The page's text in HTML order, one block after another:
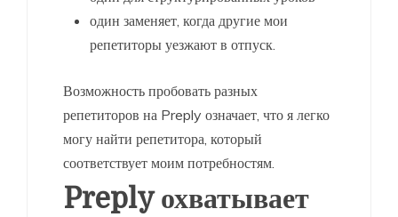
один заменяет, когда другие мои
репетиторы уезжают в отпуск.
Возможность пробовать разных
репетиторов на Preply означает, что я легко
могу найти репетитора, который
соответствует моим потребностям.
Preply охватывает